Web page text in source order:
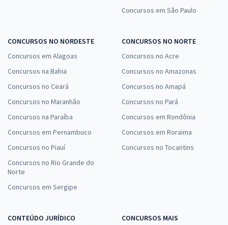
Concursos em São Paulo
CONCURSOS NO NORDESTE
Concursos em Alagoas
Concursos na Bahia
Concursos no Ceará
Concursos no Maranhão
Concursos na Paraíba
Concursos em Pernambuco
Concursos no Piauí
Concursos no Rio Grande do
Norte
Concursos em Sergipe
CONCURSOS NO NORTE
Concursos no Acre
Concursos no Amazonas
Concursos no Amapá
Concursos no Pará
Concursos em Rondônia
Concursos em Roraima
Concursos no Tocantins
CONTEÚDO JURÍDICO
CONCURSOS MAIS